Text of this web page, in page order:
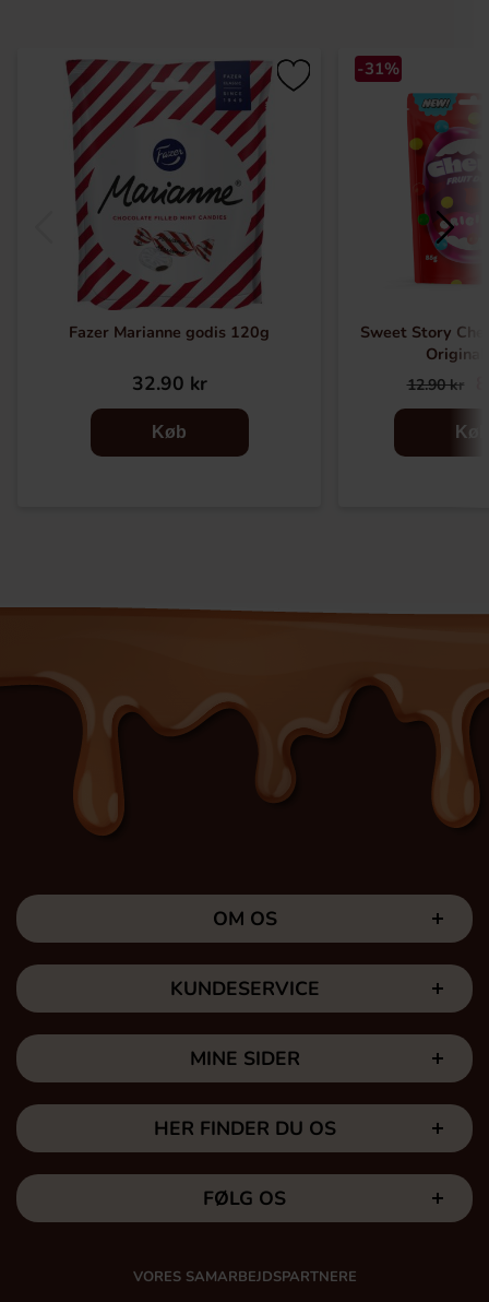
Fazer Marianne godis 120g
32.90 kr
Køb
-31%
Sweet Story
12.90 kr
Køb
OM OS
KUNDESERVICE
MINE SIDER
HER FINDER DU OS
FØLG OS
VORES SAMARBEJDSPARTNERE